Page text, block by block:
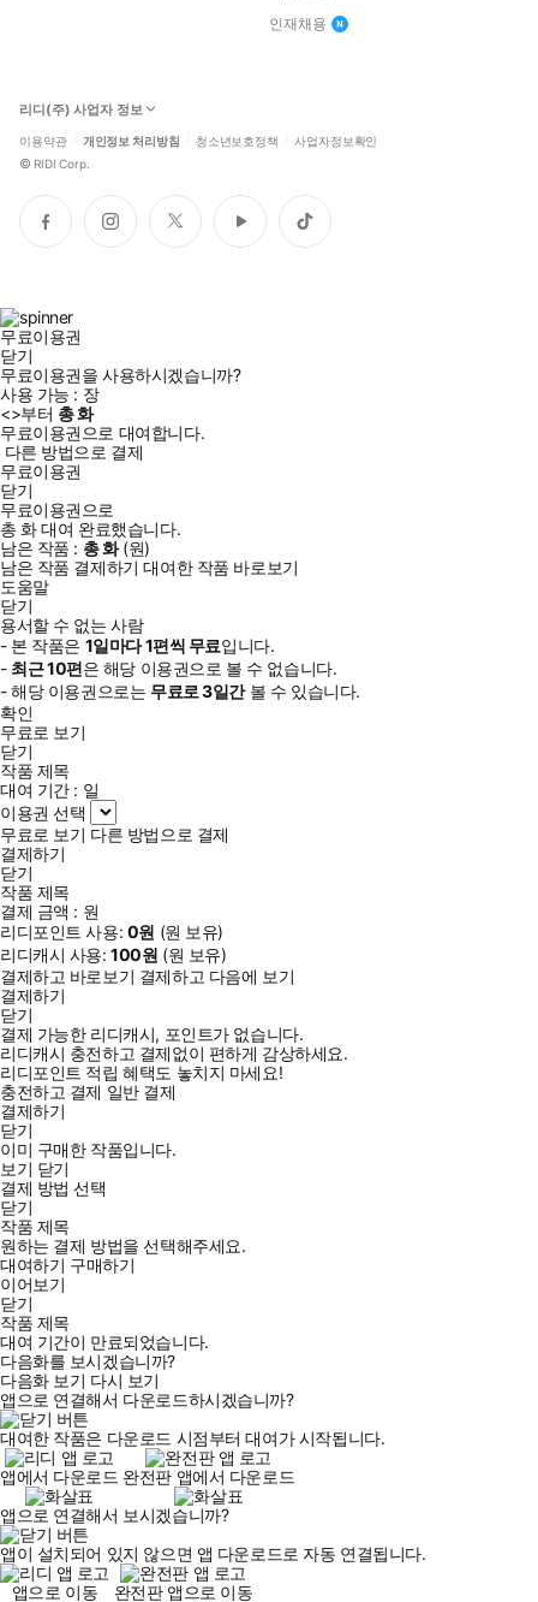
인재채용
리디(주) 사업자 정보
이용약관 개인정보 처리방침 청소년보호정책 사업자정보확인
© RIDI Corp.
페
이
인
스
트
위
유
튜
틱
톡
무료이용권
닫기
무료이용권을 사용하시겠습니까?
사용 가능 : 장
<>부터 총화
무료이용권으로 대여합니다.
다른 방법으로 결제
무료이용권
닫기
무료이용권으로
총 화대여 완료했습니다.
남은 작품 : 총화(원)
남은 작품 결제하기 대여한 작품 바로보기
도움말
닫기
용서할 수 없는 사람
- 본 작품은 1일마다1편씩 무료입니다.
- 최근10편은 해당 이용권으로 볼 수 없습니다.
- 해당 이용권으로는 무료로3일간볼 수 있습니다.
확인
무료로 보기
닫기
작품 제목
대여 기간 : 일
이용권 선택
무료로 보기 다른 방법으로 결제
결제하기
닫기
작품 제목
결제 금액 : 원
리디포인트 사용: 0원 (원 보유)
리디캐시 사용:100원 (원 보유)
결제하고 바로보기 결제하고 다음에 보기
결제하기
닫기
결제 가능한 리디캐시, 포인트가 없습니다.
리디캐시 충전하고 결제없이 편하게 감상하세요.
리디포인트 적립 혜택도 놓치지 마세요!
충전하고 결제 일반 결제
결제하기
닫기
이미 구매한 작품입니다.
보기 닫기
결제 방법 선택
닫기
작품 제목
원하는 결제 방법을 선택해주세요.
대여하기 구매하기
이어보기
닫기
작품 제목
대여 기간이 만료되었습니다.
다음화를 보시겠습니까?
다음화 보기 다시 보기
앱으로 연결해서 다운로드하시겠습니까?
대여한 작품은 다운로드 시점부터 대여가 시작됩니다.
앱에서 다운로드 완전판 앱에서 다운로드
앱으로 연결해서 보시겠습니까?
앱이 설치되어 있지 않으면 앱 다운로드로 자동 연결됩니다.
앱으로 이동
완전판 앱으로 이동